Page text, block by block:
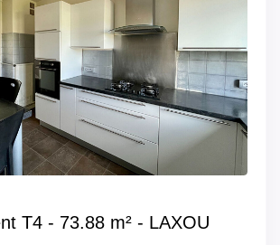
T4 - 73.88 m² - LAXOU